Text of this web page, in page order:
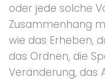
oder jede solche
Zusammenhang
wie das Erheben,
das Ordnen, die
Veränderung, das